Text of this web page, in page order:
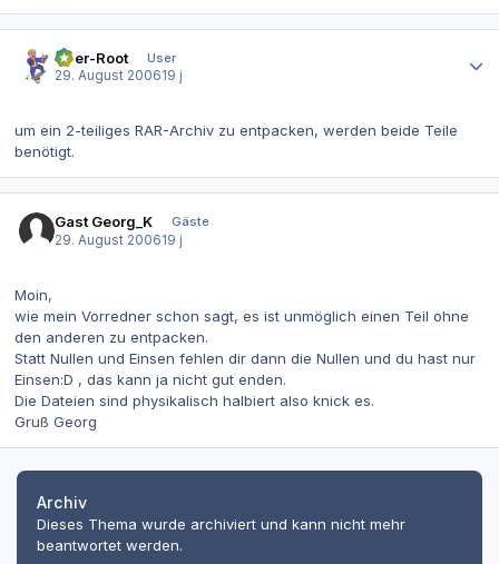
User-Root
User
29. August 200619 j
um ein 2-teiliges RAR-Archiv zu entpacken, werden beide Teile
benötigt.
Gast Georg_K
Gäste
29. August 200619 j
Moin,
wie mein Vorredner schon sagt, es ist unmöglich einen Teil ohne
den anderen zu entpacken.
Statt Nullen und Einsen fehlen dir dann die Nullen und du hast nur
Einsen:D , das kann ja nicht gut enden.
Die Dateien sind physikalisch halbiert also knick es.
Gruß Georg
Archiv
Dieses Thema wurde archiviert und kann nicht mehr
beantwortet werden.